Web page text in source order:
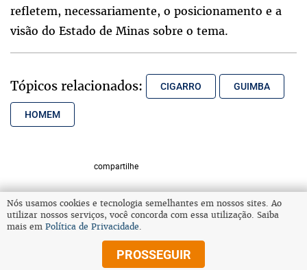
refletem, necessariamente, o posicionamento e a
visão do Estado de Minas sobre o tema.
Tópicos relacionados: CIGARRO GUIMBA
HOMEM
compartilhe
VOLTAR AO TOPO
© Copyright 2026 Diários Associados
Nós usamos cookies e tecnologia semelhantes em nossos sites. Ao
utilizar nossos serviços, você concorda com essa utilização. Saiba
mais em Política de Privacidade.
PROSSEGUIR